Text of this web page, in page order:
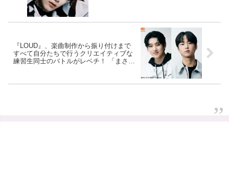
『LOUD』、楽曲制作から振り付けまで
すべて自分たちで行うクリエイティブな
練習生同士のバトルがレベチ！ 「まさに